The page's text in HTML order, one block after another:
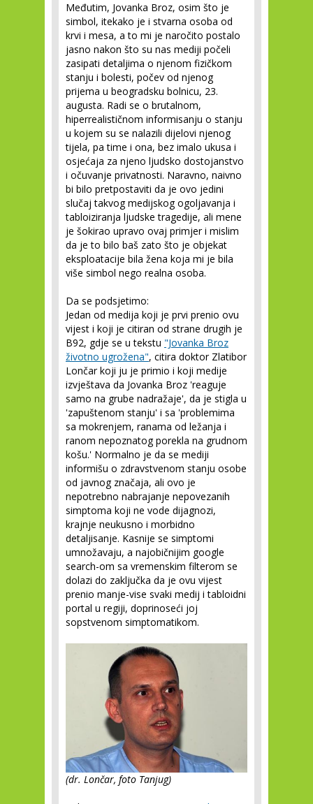
Međutim, Jovanka Broz, osim što je
simbol, itekako je i stvarna osoba od
krvi i mesa, a to mi je naročito postalo
jasno nakon što su nas mediji počeli
zasipati detaljima o njenom fizičkom
stanju i bolesti, počev od njenog
prijema u beogradsku bolnicu, 23.
augusta. Radi se o brutalnom,
hiperrealističnom informisanju o stanju
u kojem su se nalazili dijelovi njenog
tijela, pa time i ona, bez imalo ukusa i
osjećaja za njeno ljudsko dostojanstvo
i očuvanje privatnosti. Naravno, naivno
bi bilo pretpostaviti da je ovo jedini
slučaj takvog medijskog ogoljavanja i
tabloiziranja ljudske tragedije, ali mene
je šokirao upravo ovaj primjer i mislim
da je to bilo baš zato što je objekat
eksploatacije bila žena koja mi je bila
više simbol nego realna osoba.
Da se podsjetimo:
Jedan od medija koji je prvi prenio ovu
vijest i koji je citiran od strane drugih je
B92, gdje se u tekstu "Jovanka Broz
životno ugrožena", citira doktor Zlatibor
Lončar koji ju je primio i koji medije
izvještava da Jovanka Broz 'reaguje
samo na grube nadražaje', da je stigla u
'zapuštenom stanju' i sa 'problemima
sa mokrenjem, ranama od ležanja i
ranom nepoznatog porekla na grudnom
košu.' Normalno je da se mediji
informišu o zdravstvenom stanju osobe
od javnog značaja, ali ovo je
nepotrebno nabrajanje nepovezanih
simptoma koji ne vode dijagnozi,
krajnje neukusno i morbidno
detaljisanje. Kasnije se simptomi
umnožavaju, a najobičnijim google
search-om sa vremenskim filterom se
dolazi do zaključka da je ovu vijest
prenio manje-vise svaki medij i tabloidni
portal u regiji, doprinoseći joj
sopstvenom simptomatikom.
(dr. Lončar, foto Tanjug)